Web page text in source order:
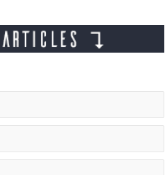
prioritaire. Comment faire en
en continu aux évolutions de
et à budget constant), les
en sciences cognitives et en